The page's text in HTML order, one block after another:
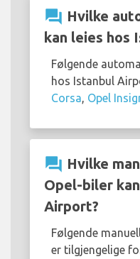
question_answer Hvilke
kan leies hos
Følgende
hos Istanbul
Corsa Opel
question_answer Hvilke
Opel-biler
Airport?
Følgende
er tilgjengelige